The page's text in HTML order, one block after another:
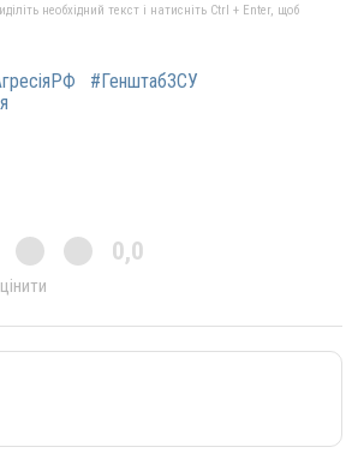
необхідний текст і натисніть Ctrl + Enter, щоб
#ГенштабЗСУ
0,0